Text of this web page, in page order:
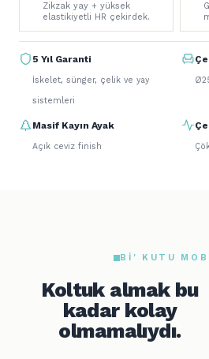
Zikzak yay + yüksek
elastikiyetli HR çekirdek.
5 Yıl Garanti
İskelet, sünger, çelik ve yay
sistemleri
Masif Kayın Ayak
Açık ceviz finish
BI' KUTU
Koltuk almak bu
kadar kolay
olmamalıydı.